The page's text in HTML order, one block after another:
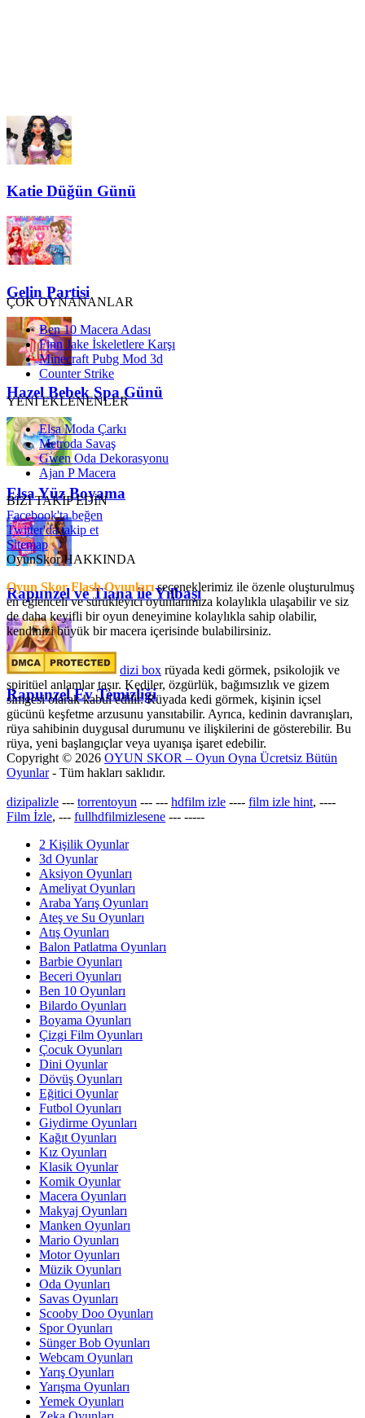
Katie Düğün Günü
Gelin Partisi
Hazel Bebek Spa Günü
Elsa Yüz Boyama
Rapunzel ve Tiana ile Yılbaşı
Rapunzel Ev Temizliği
ÇOK OYNANANLAR
Ben 10 Macera Adası
Finn Jake İskeletlere Karşı
Minecraft Pubg Mod 3d
Counter Strike
YENİ EKLENENLER
Elsa Moda Çarkı
Metroda Savaş
Gwen Oda Dekorasyonu
Ajan P Macera
BİZİ TAKİP EDİN
Facebook'ta beğen
Twitter'da takip et
Sitemap
OyunSkor HAKKINDA
Oyun Skor Flash Oyunlarıseçeneklerimiz ile özenle oluşturulmuş
en eğlenceli ve sürükleyici oyunlarımıza kolaylıkla ulaşabilir ve siz
de daha keyifli bir oyun deneyimine kolaylıkla sahip olabilir,
kendinizi büyük bir macera içerisinde bulabilirsiniz.
dizi box rüyada kedi görmek​, psikolojik ve
spiritüel anlamlar taşır. Kediler, özgürlük, bağımsızlık ve gizem
simgesi olarak kabul edilir. Rüyada kedi görmek, kişinin içsel
gücünü keşfetme arzusunu yansıtabilir. Ayrıca, kedinin davranışları,
rüya sahibinin duygusal durumunu ve ilişkilerini de gösterebilir. Bu
rüya, yeni başlangıçlar veya uyanışa işaret edebilir.
Copyright © 2026 OYUN SKOR – Oyun Oyna Ücretsiz Bütün
Oyunlar- Tüm hakları saklıdır.
dizipalizle --- torrentoyun --- --- hdfilm izle ---- film izle hint, ----
Film İzle, --- fullhdfilmizlesene --- -----
2 Kişilik Oyunlar
3d Oyunlar
Aksiyon Oyunları
Ameliyat Oyunları
Araba Yarış Oyunları
Ateş ve Su Oyunları
Atış Oyunları
Balon Patlatma Oyunları
Barbie Oyunları
Beceri Oyunları
Ben 10 Oyunları
Bilardo Oyunları
Boyama Oyunları
Çizgi Film Oyunları
Çocuk Oyunları
Dini Oyunlar
Dövüş Oyunları
Eğitici Oyunlar
Futbol Oyunları
Giydirme Oyunları
Kağıt Oyunları
Kız Oyunları
Klasik Oyunlar
Komik Oyunlar
Macera Oyunları
Makyaj Oyunları
Manken Oyunları
Mario Oyunları
Motor Oyunları
Müzik Oyunları
Oda Oyunları
Savas Oyunları
Scooby Doo Oyunları
Spor Oyunları
Sünger Bob Oyunları
Webcam Oyunları
Yarış Oyunları
Yarışma Oyunları
Yemek Oyunları